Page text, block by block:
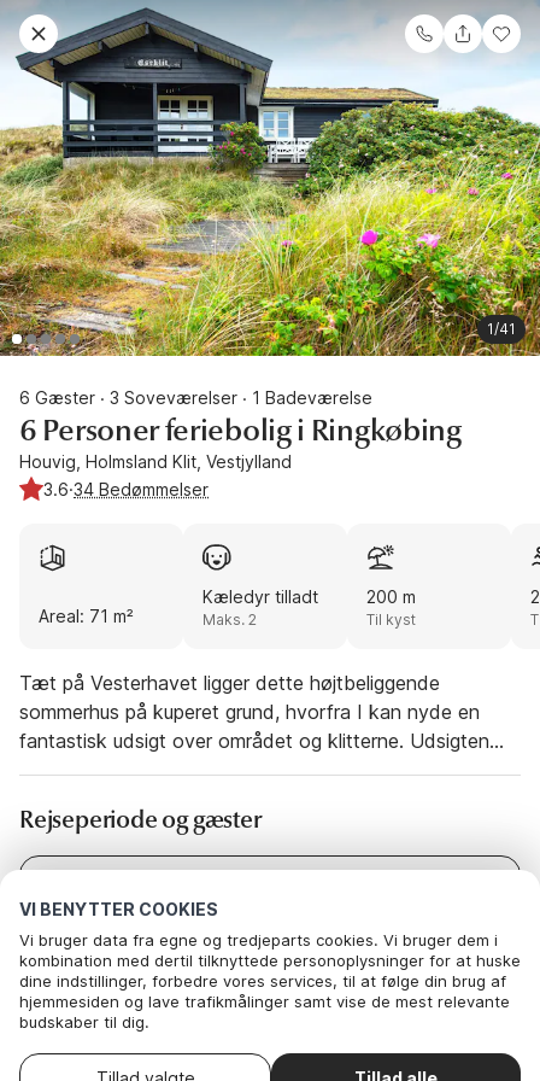
VI BENYTTER COOKIES
Vi bruger data fra egne og tredjeparts cookies. Vi bruger dem i
kombination med dertil tilknyttede personoplysninger for at huske
dine indstillinger, forbedre vores services, til at følge din brug af
hjemmesiden og lave trafikmålinger samt vise de mest relevante
budskaber til dig.
hvilke af vores valgfrie cookies du vil acceptere.
1/41
6 Gæster · 3 Soveværelser · 1 Badeværelse
6 Personer feriebolig i Ringkøbing
Houvig, Holmsland Klit, Vestjylland
3.6·34 Bedømmelser
Areal: 71 m²
Kæledyr tilladt
Maks. 2
200 m
Til kyst
Tæt på Vesterhavet ligger dette højtbeliggende
sommerhus på kuperet grund, hvorfra I kan nyde en
fantastisk udsigt over området og klitterne. Udsigten
kan nydes fra såvel husets vestvendte som sydvendte
rustik og enkel indretning med trævægge, lofter og
kokostæpper. Åben stue/køkken, tre soverum, hvoraf et
køjeseng over. Køjesengen måler 60 i bredden. Dette er
et ideelt hus for naturelskere, der ønsker at trave lange
ture i en betagende flot natur, i klitterne og ved
stranden og bagefter slappe af foran brændeovnens
knitrende flammer. Huset er ikke egnet til handicappede
eller gangbesværede.
Rejseperiode og gæster
Gæster 2 Gæster
Vælg ankomstdato